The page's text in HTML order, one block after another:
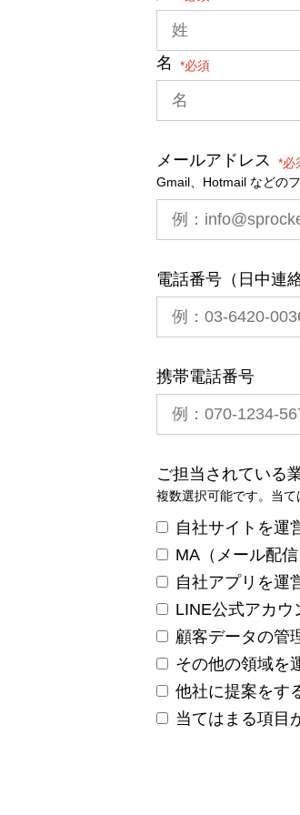
名 *
メールアドレス
*
Gmail、Hotmail などの
電話番号（日中連
携帯電話番号
ご担当されている
複数選択可能です。当て
自社サイトを運
MA（メール配
自社アプリを運
LINE公式アカウ
顧客データの管
その他の領域を
他社に提案をす
当てはまる項目